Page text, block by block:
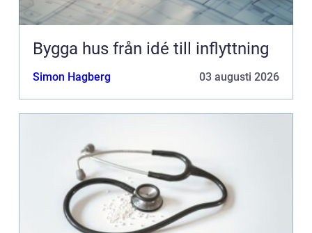
Bygga hus från idé till inflyttning
Simon Hagberg 03 augusti 2026